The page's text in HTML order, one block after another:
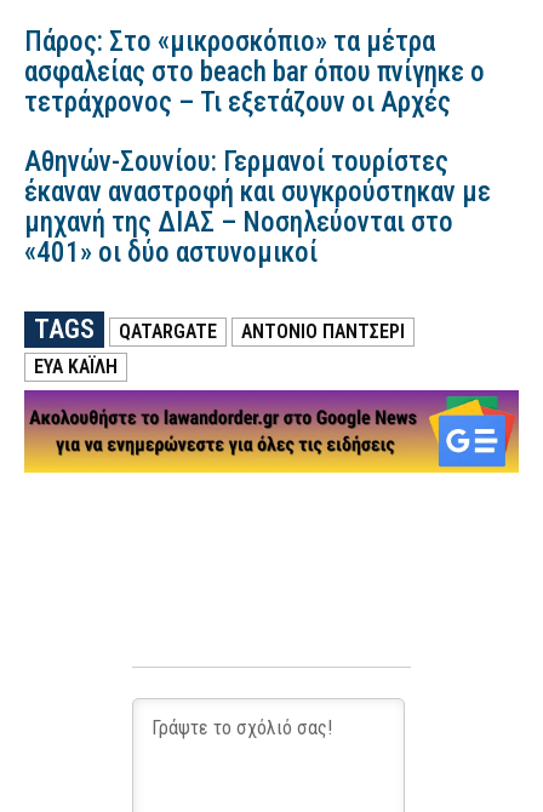
Πάρος: Στο «μικροσκόπιο» τα μέτρα
ασφαλείας στο beach bar όπου πνίγηκε ο
τετράχρονος – Τι εξετάζουν οι Αρχές
Αθηνών-Σουνίου: Γερμανοί τουρίστες
έκαναν αναστροφή και συγκρούστηκαν με
μηχανή της ΔΙΑΣ – Νοσηλεύονται στο
«401» οι δύο αστυνομικοί
TAGS QATARGATE
ΑΝΤΌΝΙΟ ΠΑΝΤΣΈΡΙ
ΕΎΑ ΚΑΪΛΉ